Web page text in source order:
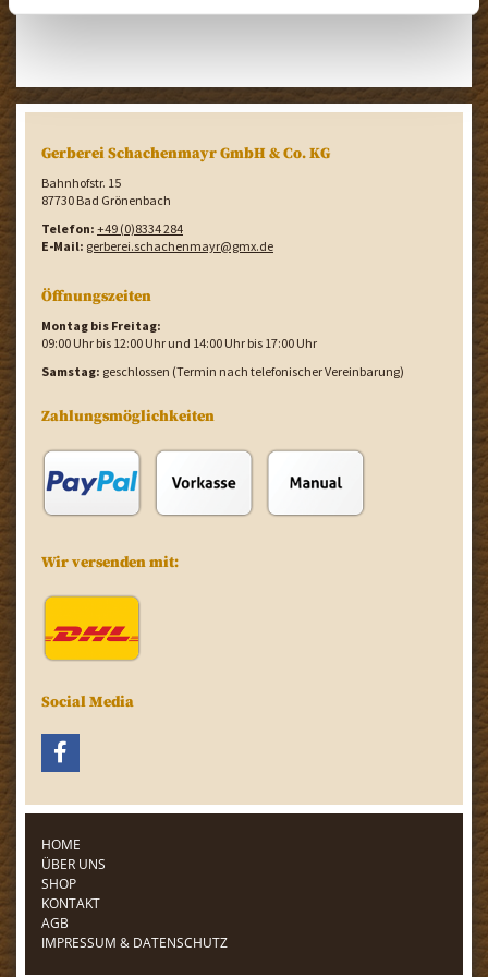
Gerberei Schachenmayr GmbH & Co. KG
Bahnhofstr. 15
87730 Bad Grönenbach
Telefon: +49 (0)8334 284
E-Mail: gerberei.schachenmayr@gmx.de
Öffnungszeiten
Montag bis Freitag:
09:00 Uhr bis 12:00 Uhr und 14:00 Uhr bis 17:00 Uhr
Samstag: geschlossen (Termin nach telefonischer Vereinbarung)
Zahlungsmöglichkeiten
Wir versenden mit:
Social Media
HOME
ÜBER UNS
SHOP
KONTAKT
AGB
IMPRESSUM & DATENSCHUTZ